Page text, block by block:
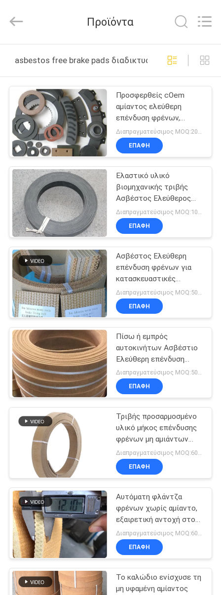
ΠΡΟΪΌΝΤΑ
ΠΕΡΊΠΟΥ
ΕΜΕΊΣ
ΓΎΡΟΣ
ΕΡΓΟΣΤΑΣΊΩΝ
ΠΟΙΟΤΙΚΌΣ
ΈΛΕΓΧΟΣ
ΜΑΣ
ΕΛΆΤΕ
ΣΕ
ΕΠΑΦΉ
ΜΕ
ΖΗΤΉΣΤΕ
ΈΝΑ
ΑΠΌΣΠΑΣΜΑ
SITEMAP
PRIVACY
POLICY
Reserved.
Προϊόντα
asbestos free brake pads διαδικτυακή κατασκευή
Προσφερθείς cOem
αμίαντος ελεύθερη
επένδυση φρένων,
βιομηχανική επένδυση
φρένων
Διαπραγματεύσιμος MOQ:200 PC
ΕΠΑΦΉ
Ελαστικό υλικό
βιομηχανικής τριβής
Ασβέστος Ελεύθερος
φρένο επένδυση
κυλίνδρος
ΕΠΑΦΉ
Ασβέστος Ελεύθερη
επένδυση φρένων για
κατασκευαστικές
μηχανές
ΕΠΑΦΉ
Πίσω ή εμπρός
αυτοκινήτων Ασβέστιο
Ελεύθερη επένδυση
φρένων Χαλκό σύρμα
μέσα με χάλκινο σύρμα
Διαπραγματεύσιμος MOQ:50 ρόλοι
ΕΠΑΦΉ
Τριβής προσαρμοσμένο
υλικό μήκος επένδυσης
φρένων μη αμιάντων
ελεύθερο για το
βαρούλκο βαρούλκων
Διαπραγματεύσιμος MOQ:600 κλ
ΕΠΑΦΉ
Αυτόματη φλάντζα
φρένων χωρίς αμίαντο,
εξαιρετική αντοχή στο
νερό, υφασμένα φρένα
ΕΠΑΦΉ
Το καλώδιο ενίσχυσε τη
μη υφαμένη αμίαντος